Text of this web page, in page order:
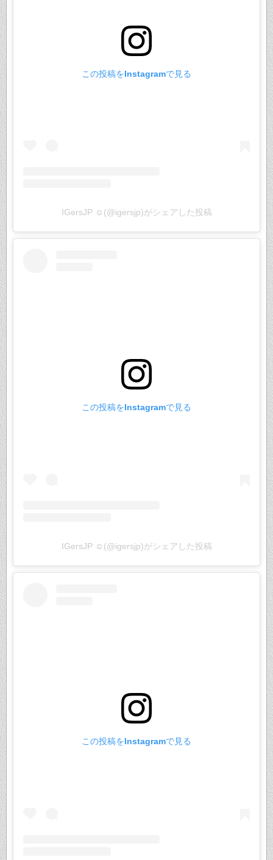
この投稿をInstagramで見る
IGersJP ☺︎(@igersjp)がシェアした投稿
この投稿をInstagramで見る
IGersJP ☺︎(@igersjp)がシェアした投稿
この投稿をInstagramで見る